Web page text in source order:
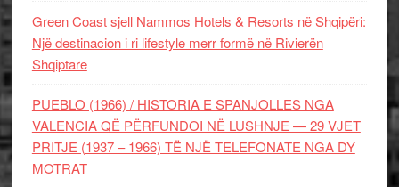
Green Coast sjell Nammos Hotels & Resorts në Shqipëri:
Një destinacion i ri lifestyle merr formë në Rivierën
Shqiptare
PUEBLO (1966) / HISTORIA E SPANJOLLES NGA
VALENCIA QË PËRFUNDOI NË LUSHNJE — 29 VJET
PRITJE (1937 – 1966) TË NJË TELEFONATE NGA DY
MOTRAT